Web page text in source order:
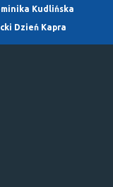
Kudlińska
Dzień Kapra